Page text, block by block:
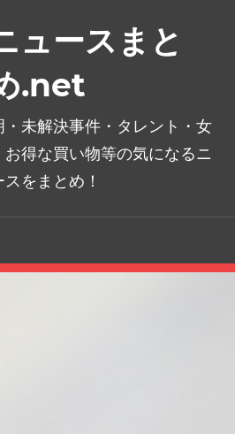
ュースまと
.net
未解決事件・タレント・女
得な買い物等の気になるニ
スをまとめ！